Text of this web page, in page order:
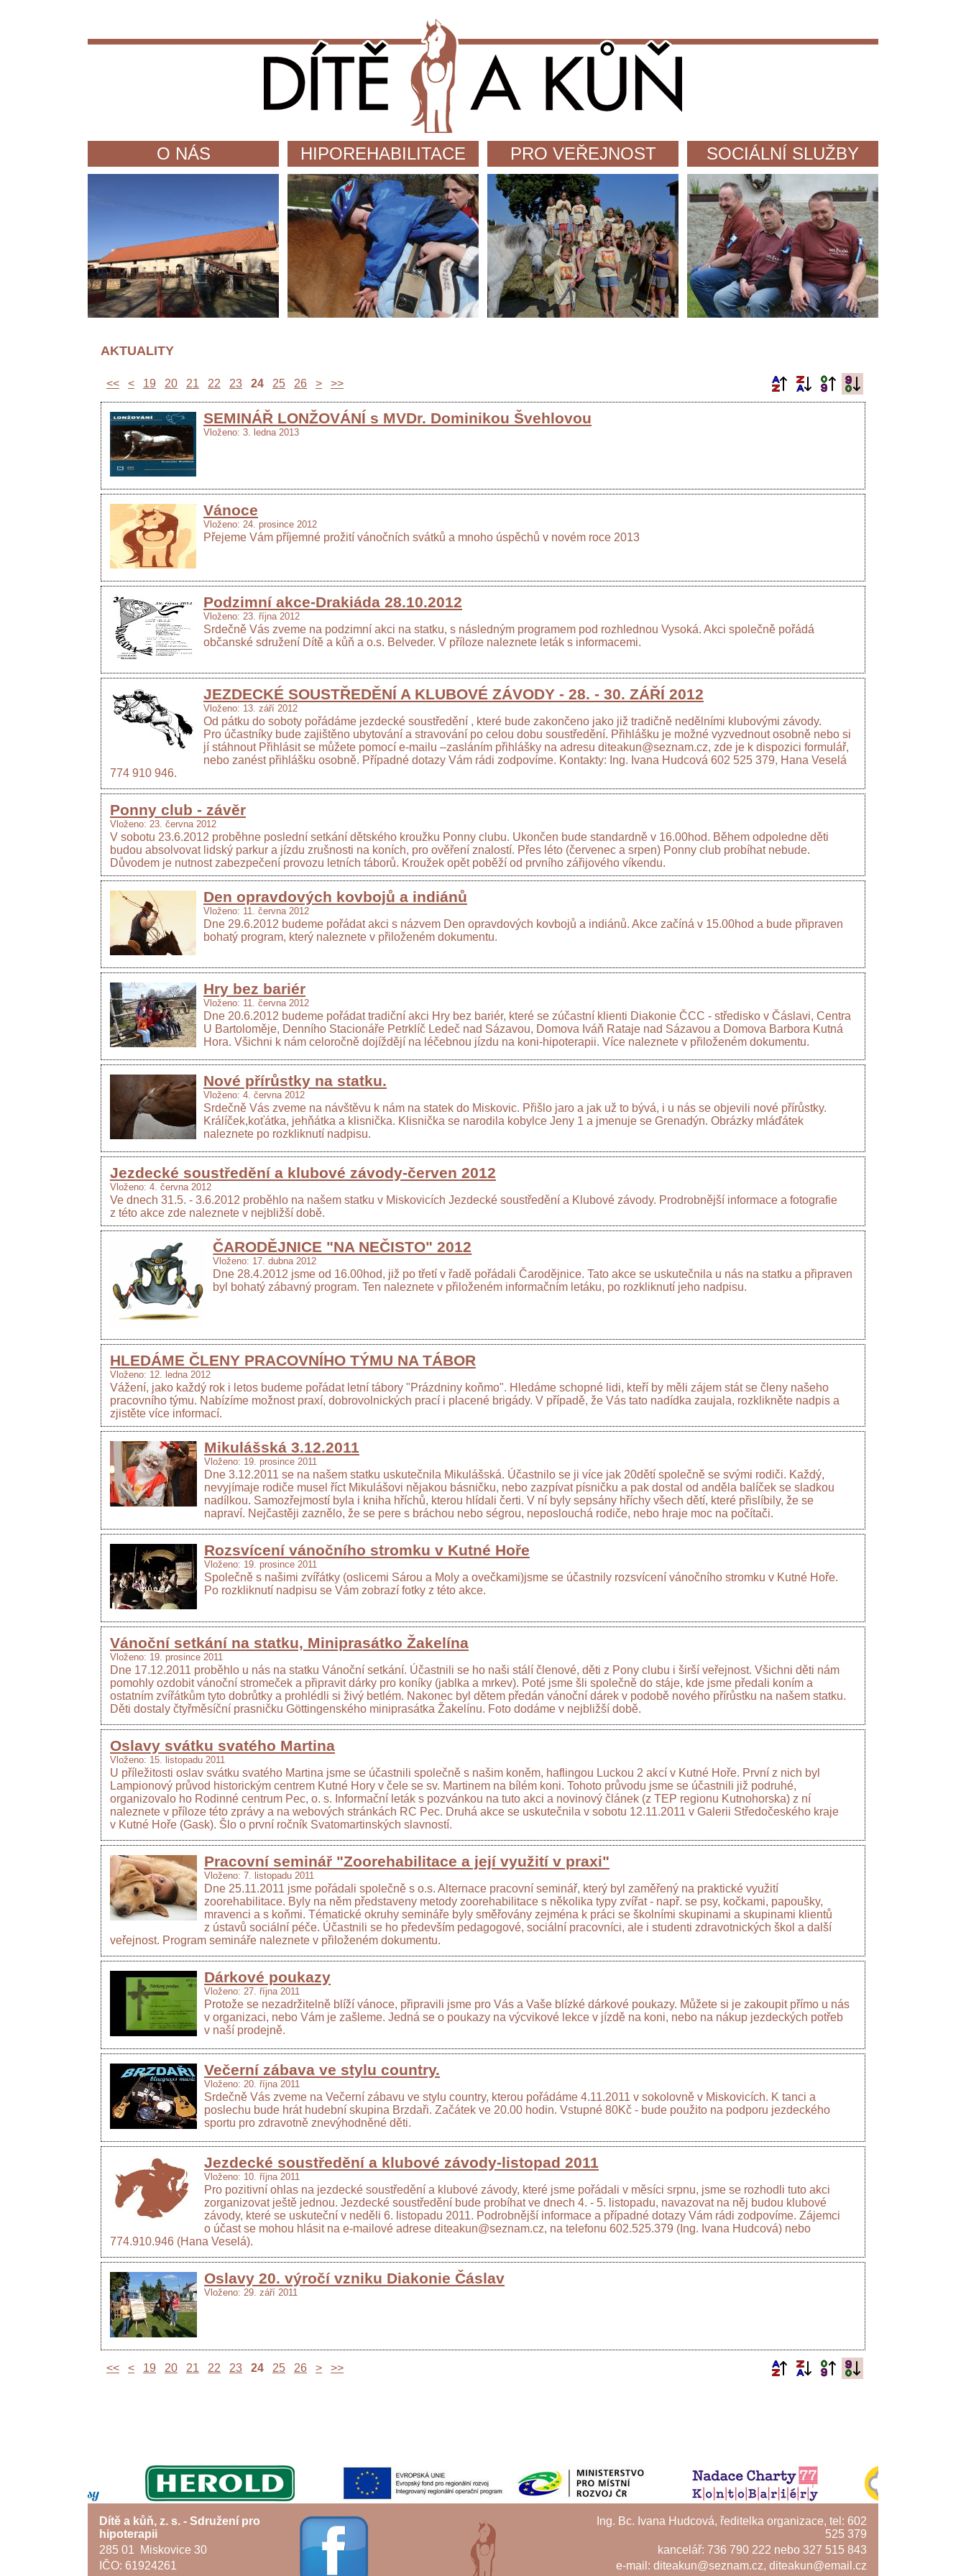
O NÁS HIPOREHABILITACE PRO VEŘEJNOST SOCIÁLNÍ SLUŽBY
AKTUALITY
<< < 19 20 21 22 23 24 25 26 > >>
SEMINÁŘ LONŽOVÁNÍ s MVDr. Dominikou Švehlovou
Vloženo: 3. ledna 2013
Vánoce
Vloženo: 24. prosince 2012
Přejeme Vám příjemné prožití vánočních svátků a mnoho úspěchů v novém roce 2013
Podzimní akce-Drakiáda 28.10.2012
Vloženo: 23. října 2012
Srdečně Vás zveme na podzimní akci na statku, s následným programem pod rozhlednou Vysoká. Akci společně pořádá
občanské sdružení Dítě a kůň a o.s. Belveder. V příloze naleznete leták s informacemi.
JEZDECKÉ SOUSTŘEDĚNÍ A KLUBOVÉ ZÁVODY - 28. - 30. ZÁŘÍ 2012
Vloženo: 13. září 2012
Od pátku do soboty pořádáme jezdecké soustředění , které bude zakončeno jako již tradičně nedělními klubovými závody.
Pro účastníky bude zajištěno ubytování a stravování po celou dobu soustředění. Přihlášku je možné vyzvednout osobně nebo si
jí stáhnout Přihlásit se můžete pomocí e-mailu –zasláním přihlášky na adresu diteakun@seznam.cz, zde je k dispozici formulář,
nebo zanést přihlášku osobně. Případné dotazy Vám rádi zodpovíme. Kontakty: Ing. Ivana Hudcová 602 525 379, Hana Veselá
774 910 946.
Ponny club - závěr
Vloženo: 23. června 2012
V sobotu 23.6.2012 proběhne poslední setkání dětského kroužku Ponny clubu. Ukončen bude standardně v 16.00hod. Během odpoledne děti
budou absolvovat lidský parkur a jízdu zrušnosti na koních, pro ověření znalostí. Přes léto (červenec a srpen) Ponny club probíhat nebude.
Důvodem je nutnost zabezpečení provozu letních táborů. Kroužek opět poběží od prvního zářijového víkendu.
Den opravdových kovbojů a indiánů
Vloženo: 11. června 2012
Dne 29.6.2012 budeme pořádat akci s názvem Den opravdových kovbojů a indiánů. Akce začíná v 15.00hod a bude připraven
bohatý program, který naleznete v přiloženém dokumentu.
Hry bez bariér
Vloženo: 11. června 2012
Dne 20.6.2012 budeme pořádat tradiční akci Hry bez bariér, které se zúčastní klienti Diakonie ČCC - středisko v Čáslavi, Centra
U Bartoloměje, Denního Stacionáře Petrklíč Ledeč nad Sázavou, Domova Iváň Rataje nad Sázavou a Domova Barbora Kutná
Hora. Všichni k nám celoročně dojíždějí na léčebnou jízdu na koni-hipoterapii. Více naleznete v přiloženém dokumentu.
Nové přírůstky na statku.
Vloženo: 4. června 2012
Srdečně Vás zveme na návštěvu k nám na statek do Miskovic. Přišlo jaro a jak už to bývá, i u nás se objevili nové přírůstky.
Králíček,koťátka, jehňátka a klisnička. Klisnička se narodila kobylce Jeny 1 a jmenuje se Grenadýn. Obrázky mláďátek
naleznete po rozkliknutí nadpisu.
Jezdecké soustředění a klubové závody-červen 2012
Vloženo: 4. června 2012
Ve dnech 31.5. - 3.6.2012 proběhlo na našem statku v Miskovicích Jezdecké soustředění a Klubové závody. Prodrobnější informace a fotografie
z této akce zde naleznete v nejbližší době.
ČARODĚJNICE "NA NEČISTO" 2012
Vloženo: 17. dubna 2012
Dne 28.4.2012 jsme od 16.00hod, již po třetí v řadě pořádali Čarodějnice. Tato akce se uskutečnila u nás na statku a připraven
byl bohatý zábavný program. Ten naleznete v přiloženém informačním letáku, po rozkliknutí jeho nadpisu.
HLEDÁME ČLENY PRACOVNÍHO TÝMU NA TÁBOR
Vloženo: 12. ledna 2012
Vážení, jako každý rok i letos budeme pořádat letní tábory "Prázdniny koňmo". Hledáme schopné lidi, kteří by měli zájem stát se členy našeho
pracovního týmu. Nabízíme možnost praxí, dobrovolnických prací i placené brigády. V případě, že Vás tato nadídka zaujala, rozklikněte nadpis a
zjistěte více informací.
Mikulášská 3.12.2011
Vloženo: 19. prosince 2011
Dne 3.12.2011 se na našem statku uskutečnila Mikulášská. Účastnilo se ji více jak 20dětí společně se svými rodiči. Každý,
nevyjímaje rodiče musel říct Mikulášovi nějakou básničku, nebo zazpívat písničku a pak dostal od anděla balíček se sladkou
nadílkou. Samozřejmostí byla i kniha hříchů, kterou hlídali čerti. V ní byly sepsány hříchy všech dětí, které přislíbily, že se
napraví. Nejčastěji zaznělo, že se pere s bráchou nebo ségrou, neposlouchá rodiče, nebo hraje moc na počítači.
Rozsvícení vánočního stromku v Kutné Hoře
Vloženo: 19. prosince 2011
Společně s našimi zvířátky (oslicemi Sárou a Moly a ovečkami)jsme se účastnily rozsvícení vánočního stromku v Kutné Hoře.
Po rozkliknutí nadpisu se Vám zobrazí fotky z této akce.
Vánoční setkání na statku, Miniprasátko Žakelína
Vloženo: 19. prosince 2011
Dne 17.12.2011 proběhlo u nás na statku Vánoční setkání. Účastnili se ho naši stálí členové, děti z Pony clubu i širší veřejnost. Všichni děti nám
pomohly ozdobit vánoční stromeček a připravit dárky pro koníky (jablka a mrkev). Poté jsme šli společně do stáje, kde jsme předali koním a
ostatním zvířátkům tyto dobrůtky a prohlédli si živý betlém. Nakonec byl dětem předán vánoční dárek v podobě nového přírůstku na našem statku.
Děti dostaly čtyřměsíční prasničku Göttingenského miniprasátka Žakelínu. Foto dodáme v nejbližší době.
Oslavy svátku svatého Martina
Vloženo: 15. listopadu 2011
U příležitosti oslav svátku svatého Martina jsme se účastnili společně s našim koněm, haflingou Luckou 2 akcí v Kutné Hoře. První z nich byl
Lampionový průvod historickým centrem Kutné Hory v čele se sv. Martinem na bílém koni. Tohoto průvodu jsme se účastnili již podruhé,
organizovalo ho Rodinné centrum Pec, o. s. Informační leták s pozvánkou na tuto akci a novinový článek (z TEP regionu Kutnohorska) z ní
naleznete v příloze této zprávy a na webových stránkách RC Pec. Druhá akce se uskutečnila v sobotu 12.11.2011 v Galerii Středočeského kraje
v Kutné Hoře (Gask). Šlo o první ročník Svatomartinských slavností.
Pracovní seminář "Zoorehabilitace a její využití v praxi"
Vloženo: 7. listopadu 2011
Dne 25.11.2011 jsme pořádali společně s o.s. Alternace pracovní seminář, který byl zaměřený na praktické využití
zoorehabilitace. Byly na něm představeny metody zoorehabilitace s několika typy zvířat - např. se psy, kočkami, papoušky,
mravenci a s koňmi. Tématické okruhy semináře byly směřovány zejména k práci se školními skupinami a skupinami klientů
z ústavů sociální péče. Účastnili se ho především pedagogové, sociální pracovníci, ale i studenti zdravotnických škol a další
veřejnost. Program semináře naleznete v přiloženém dokumentu.
Dárkové poukazy
Vloženo: 27. října 2011
Protože se nezadržitelně blíží vánoce, připravili jsme pro Vás a Vaše blízké dárkové poukazy. Můžete si je zakoupit přímo u nás
v organizaci, nebo Vám je zašleme. Jedná se o poukazy na výcvikové lekce v jízdě na koni, nebo na nákup jezdeckých potřeb
v naší prodejně.
Večerní zábava ve stylu country.
Vloženo: 20. října 2011
Srdečně Vás zveme na Večerní zábavu ve stylu country, kterou pořádáme 4.11.2011 v sokolovně v Miskovicích. K tanci a
poslechu bude hrát hudební skupina Brzdaři. Začátek ve 20.00 hodin. Vstupné 80Kč - bude použito na podporu jezdeckého
sportu pro zdravotně znevýhodněné děti.
Jezdecké soustředění a klubové závody-listopad 2011
Vloženo: 10. října 2011
Pro pozitivní ohlas na jezdecké soustředění a klubové závody, které jsme pořádali v měsíci srpnu, jsme se rozhodli tuto akci
zorganizovat ještě jednou. Jezdecké soustředění bude probíhat ve dnech 4. - 5. listopadu, navazovat na něj budou klubové
závody, které se uskuteční v neděli 6. listopadu 2011. Podrobnější informace a případné dotazy Vám rádi zodpovíme. Zájemci
o účast se mohou hlásit na e-mailové adrese diteakun@seznam.cz, na telefonu 602.525.379 (Ing. Ivana Hudcová) nebo
774.910.946 (Hana Veselá).
Oslavy 20. výročí vzniku Diakonie Čáslav
Vloženo: 29. září 2011
<< < 19 20 21 22 23 24 25 26 > >>
Dítě a kůň, z. s. - Sdružení pro
hipoterapii
285 01 Miskovice 30
IČO: 61924261
Ing. Bc. Ivana Hudcová, ředitelka organizace, tel: 602
525 379
kancelář: 736 790 222 nebo 327 515 843
e-mail: diteakun@seznam.cz, diteakun@email.cz